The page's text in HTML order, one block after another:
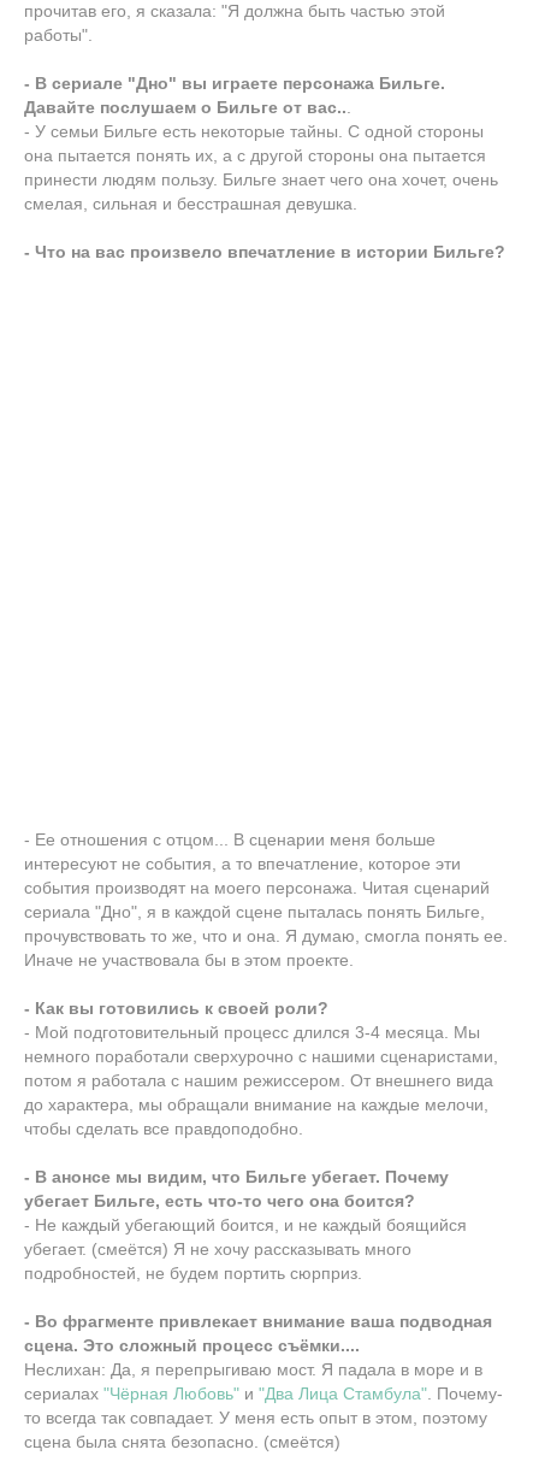
прочитав его, я сказала: "Я должна быть частью этой
работы".
- В сериале "Дно" вы играете персонажа Бильге.
Давайте послушаем о Бильге от вас...
- У семьи Бильге есть некоторые тайны. С одной стороны
она пытается понять их, а с другой стороны она пытается
принести людям пользу. Бильге знает чего она хочет, очень
смелая, сильная и бесстрашная девушка.
- Что на вас произвело впечатление в истории Бильге?
- Ее отношения с отцом... В сценарии меня больше
интересуют не события, а то впечатление, которое эти
события производят на моего персонажа. Читая сценарий
сериала "Дно", я в каждой сцене пыталась понять Бильге,
прочувствовать то же, что и она. Я думаю, смогла понять ее.
Иначе не участвовала бы в этом проекте.
- Как вы готовились к своей роли?
- Мой подготовительный процесс длился 3-4 месяца. Мы
немного поработали сверхурочно с нашими сценаристами,
потом я работала с нашим режиссером. От внешнего вида
до характера, мы обращали внимание на каждые мелочи,
чтобы сделать все правдоподобно.
- В анонсе мы видим, что Бильге убегает. Почему
убегает Бильге, есть что-то чего она боится?
- Не каждый убегающий боится, и не каждый боящийся
убегает. (смеётся) Я не хочу рассказывать много
подробностей, не будем портить сюрприз.
- Во фрагменте привлекает внимание ваша подводная
сцена. Это сложный процесс съёмки....
Неслихан: Да, я перепрыгиваю мост. Я падала в море и в
сериалах "Чёрная Любовь" и "Два Лица Стамбула". Почему-
то всегда так совпадает. У меня есть опыт в этом, поэтому
сцена была снята безопасно. (смеётся)